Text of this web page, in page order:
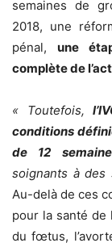
semaines de
2018, une
pénal,une
complète de
« Toutefois,
conditions
de 12
soignants à des
Au-delà de ces
pour la santé de
du fœtus,